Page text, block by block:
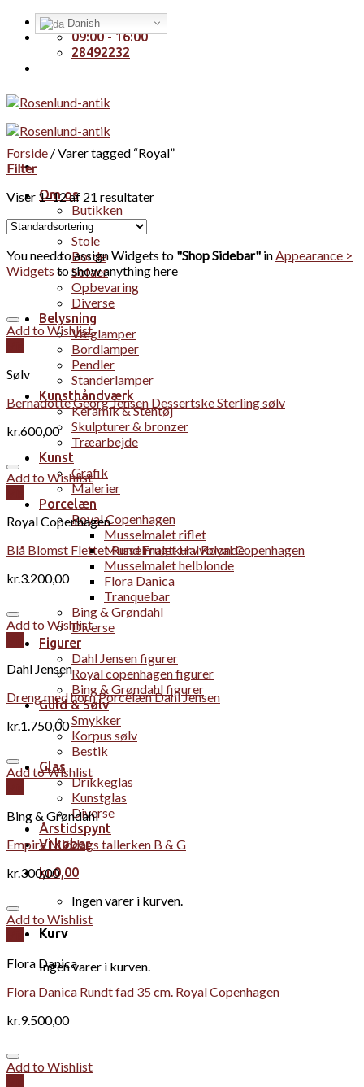
Skip
Handelsbetingelser
09:00 - 16:00
28492232
Om os
Butikken
Møbler
Stole
Borde
Sofaer
Opbevaring
Diverse
Belysning
Væglamper
Bordlamper
Pendler
Standerlamper
Kunsthåndværk
Keramik & Stentøj
Skulpturer & bronzer
Træarbejde
Kunst
Grafik
Malerier
Porcelæn
Royal Copenhagen
Musselmalet riflet
Musselmalet Halvblonde
Musselmalet helblonde
Flora Danica
Tranquebar
Bing & Grøndahl
Diverse
Figurer
Dahl Jensen figurer
Royal copenhagen figurer
Bing & Grøndahl figurer
Guld & Sølv
Smykker
Korpus sølv
Bestik
Glas
Drikkeglas
Kunstglas
Diverse
Årstidspynt
Vi køber
kr.0,00
Ingen varer i kurven.
Kurv
Ingen varer i kurven.
Forside /Varer tagged “Royal”
Filter
Viser 1–12 af 21 resultater
You need to assign Widgets to "Shop Sidebar" inAppearance >
Widgets to show anything here
Add to Wishlist
Sølv
Bernadotte Georg Jensen Dessertske Sterling sølv
kr.600,00
Add to Wishlist
Royal Copenhagen
Blå Blomst Flettet Rund Frugtkurv Royal Copenhagen
kr.3.200,00
Add to Wishlist
Dahl Jensen
Dreng med horn Porcelæn Dahl Jensen
kr.1.750,00
Add to Wishlist
Bing & Grøndahl
Empire Middags tallerken B & G
kr.300,00
Add to Wishlist
Flora Danica
Flora Danica Rundt fad 35 cm. Royal Copenhagen
kr.9.500,00
Add to Wishlist
Danish